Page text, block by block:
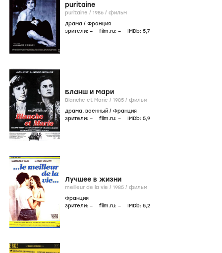
puritaine
puritaine / 1986 / фильм
драма / Франция
зрители: – film.ru: – IMDb: 5,7
Бланш и Мари
Blanche et Marie / 1985 / фильм
драма, военный / Франция
зрители: – film.ru: – IMDb: 5,9
Лучшее в жизни
meilleur de la vie / 1985 / фильм
Франция
зрители: – film.ru: – IMDb: 5,2